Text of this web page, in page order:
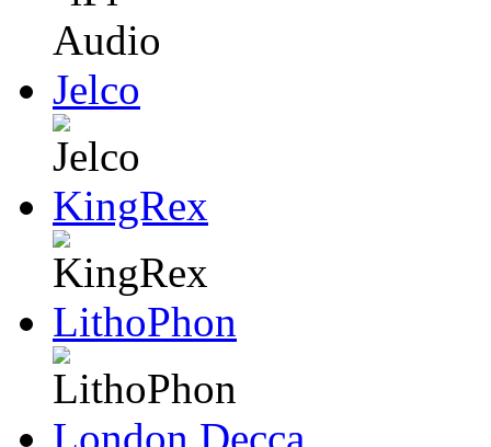
Jelco
KingRex
LithoPhon